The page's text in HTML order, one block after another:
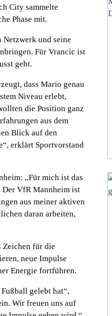
City sammelte
Phase mit.
und seine
Für Vrancic ist
geht.
dass Mario genau
Niveau erlebt,
die Position ganz
aus dem
Blick auf den
erklärt Sportvorstand
„Für mich ist das
Der VfR Mannheim ist
aus meiner aktiven
daran arbeiten,
für die
neue Impulse
Energie fortführen.
gelebt hat“,
Wir freuen uns auf